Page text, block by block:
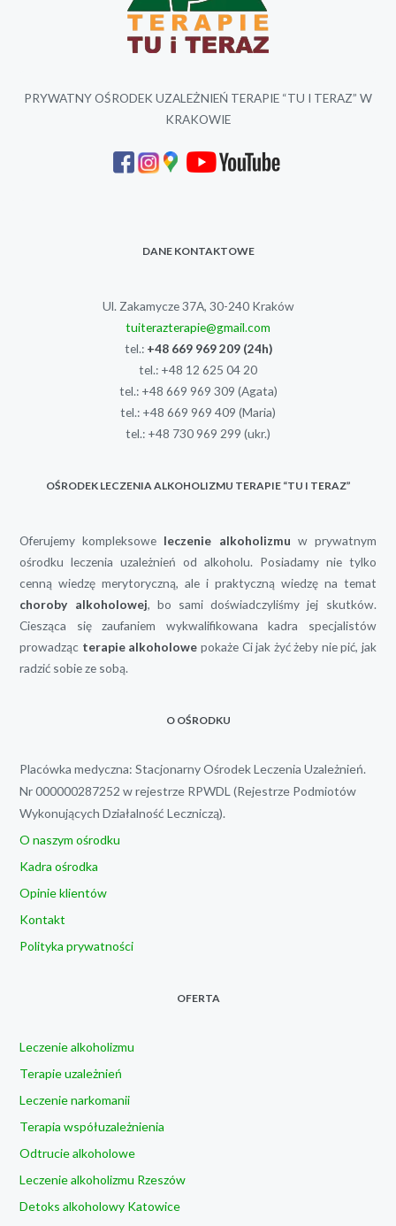
PRYWATNY OŚRODEK UZALEŻNIEŃ TERAPIE “TU I TERAZ” W
KRAKOWIE
DANE KONTAKTOWE
Ul. Zakamycze 37A, 30-240 Kraków
tuiterazterapie@gmail.com
tel.: +48 669 969 209(24h)
tel.: +48 12 625 04 20
tel.: +48 669 969 309 (Agata)
tel.: +48 669 969 409 (Maria)
tel.: +48 730 969 299 (ukr.)
OŚRODEK LECZENIA ALKOHOLIZMU TERAPIE “TU I TERAZ”
Oferujemy kompleksowe leczenie alkoholizmu w prywatnym
ośrodku leczenia uzależnień od alkoholu. Posiadamy nie tylko
cenną wiedzę merytoryczną, ale i praktyczną wiedzę na temat
choroby alkoholowej, bo sami doświadczyliśmy jej skutków.
Ciesząca się zaufaniem wykwalifikowana kadra specjalistów
prowadząc terapie alkoholowe pokaże Ci jak żyć żeby nie pić, jak
radzić sobie ze sobą.
O OŚRODKU
Placówka medyczna: Stacjonarny Ośrodek Leczenia Uzależnień.
Nr 000000287252 w rejestrze RPWDL (Rejestrze Podmiotów
Wykonujących Działalność Leczniczą).
O naszym ośrodku
Kadra ośrodka
Opinie klientów
Kontakt
Polityka prywatności
OFERTA
Leczenie alkoholizmu
Terapie uzależnień
Leczenie narkomanii
Terapia współuzależnienia
Odtrucie alkoholowe
Leczenie alkoholizmu Rzeszów
Detoks alkoholowy Katowice